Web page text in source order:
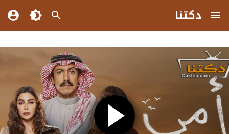
دكتنا